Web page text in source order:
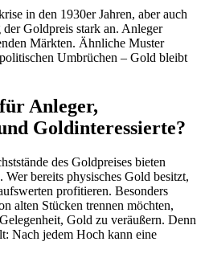
in den 1930er Jahren, aber auch
Goldpreis stark an. Anleger
Märkten. Ähnliche Muster
Umbrüchen – Gold bleibt
Anleger,
Goldinteressierte?
des Goldpreises bieten
bereits physisches Gold besitzt,
profitieren. Besonders
alten Stücken trennen möchten,
Gold zu veräußern. Denn
Nach jedem Hoch kann eine